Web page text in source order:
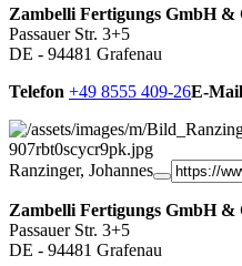
Zambelli Fertigungs GmbH &
Passauer Str. 3+5
DE - 94481 Grafenau
Telefon +49 8555 409-26E-Mail
Ranzinger, Johannes
Zambelli Fertigungs GmbH &
Passauer Str. 3+5
DE - 94481 Grafenau